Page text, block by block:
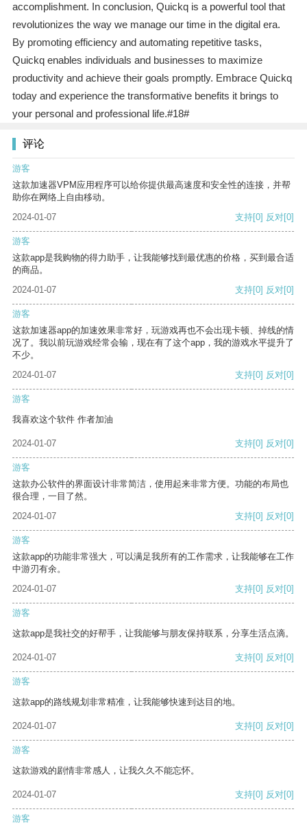
accomplishment. In conclusion, Quickq is a powerful tool that
revolutionizes the way we manage our time in the digital era.
By promoting efficiency and automating repetitive tasks,
Quickq enables individuals and businesses to maximize
productivity and achieve their goals promptly. Embrace Quickq
today and experience the transformative benefits it brings to
your personal and professional life.#18#
评论
游客
这款加速器VPM应用程序可以给你提供最高速度和安全性的连接，并帮
助你在网络上自由移动。
2024-01-07
支持[0] 反对[0]
游客
这款app是我购物的得力助手，让我能够找到最优惠的价格，买到最合适
的商品。
2024-01-07
支持[0] 反对[0]
游客
这款加速器app的加速效果非常好，玩游戏再也不会出现卡顿、掉线的情
况了。我以前玩游戏经常会输，现在有了这个app，我的游戏水平提升了
不少。
2024-01-07
支持[0] 反对[0]
游客
我喜欢这个软件 作者加油
2024-01-07 支持[0] 反对[0]
游客
这款办公软件的界面设计非常简洁，使用起来非常方便。功能的布局也
很合理，一目了然。
2024-01-07
支持[0] 反对[0]
游客
这款app的功能非常强大，可以满足我所有的工作需求，让我能够在工作
中游刃有余。
2024-01-07
支持[0] 反对[0]
游客
这款app是我社交的好帮手，让我能够与朋友保持联系，分享生活点滴。
2024-01-07 支持[0] 反对[0]
游客
这款app的路线规划非常精准，让我能够快速到达目的地。
2024-01-07 支持[0] 反对[0]
游客
这款游戏的剧情非常感人，让我久久不能忘怀。
2024-01-07 支持[0] 反对[0]
游客